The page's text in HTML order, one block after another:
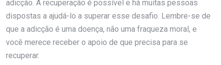
adicção. A recuperação é possível e há muitas pessoas
dispostas a ajudá-lo a superar esse desafio. Lembre-se de
que a adicção é uma doença, não uma fraqueza moral, e
você merece receber o apoio de que precisa para se
recuperar.